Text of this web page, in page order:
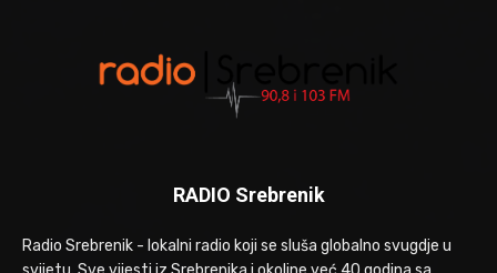
RADIO Srebrenik
Radio Srebrenik - lokalni radio koji se sluša globalno svugdje u